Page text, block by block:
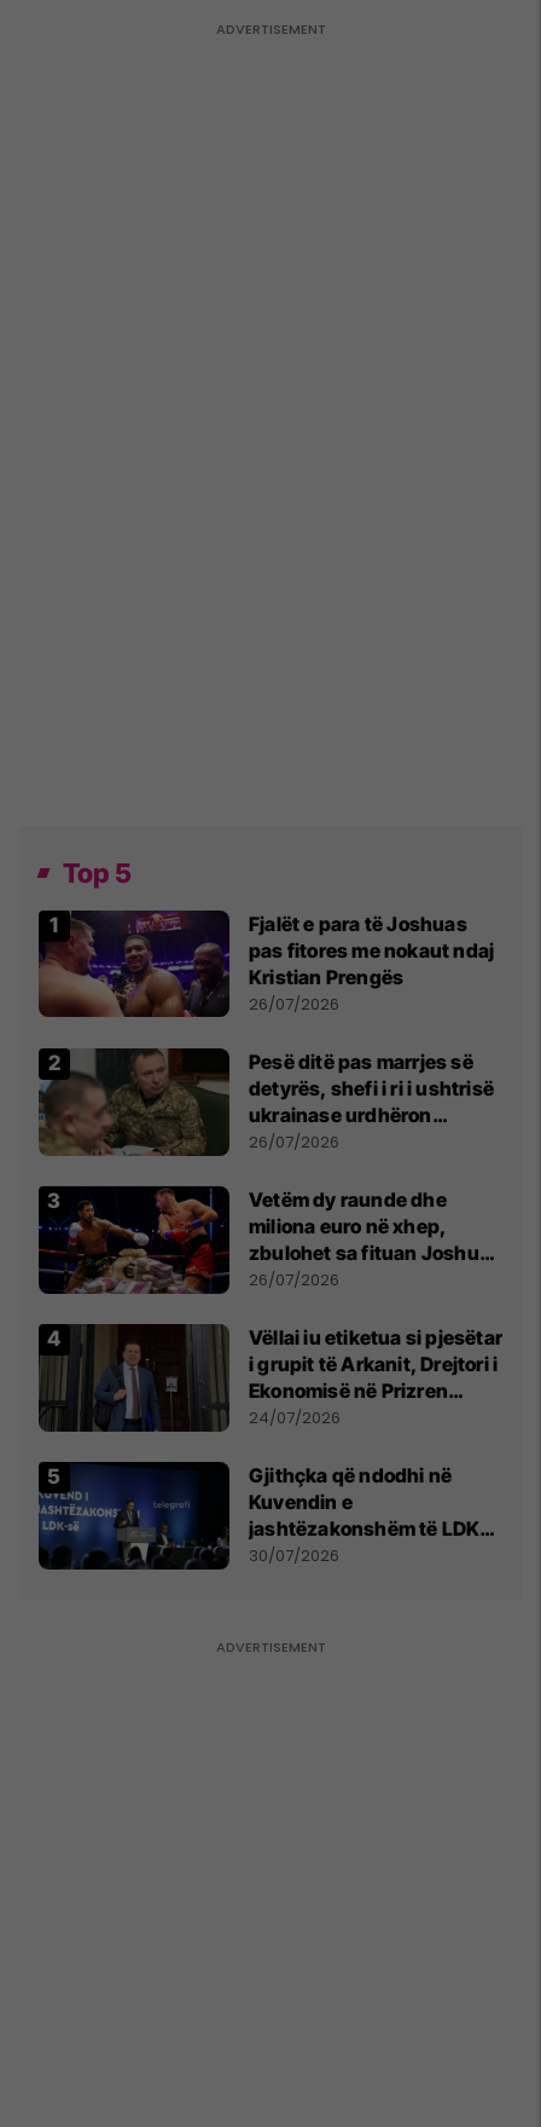
Top 5
Fjalët e para të Joshuas
pas fitores me nokaut ndaj
Kristian Prengës
26/07/2026
Pesë ditë pas marrjes së
detyrës, shefi i ri i ushtrisë
ukrainase urdhëron
kontroll të madh
26/07/2026
Vetëm dy raunde dhe
miliona euro në xhep,
zbulohet sa fituan Joshua
e Prenga
26/07/2026
Vëllai iu etiketua si pjesëtar
i grupit të Arkanit, Drejtori i
Ekonomisë në Prizren
mohon pretendimet
24/07/2026
Gjithçka që ndodhi në
Kuvendin e
jashtëzakonshëm të LDK-
së
30/07/2026